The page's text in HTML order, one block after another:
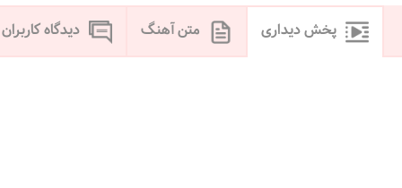
پخش دیداری متن آهنگ دیدگاه کاربران